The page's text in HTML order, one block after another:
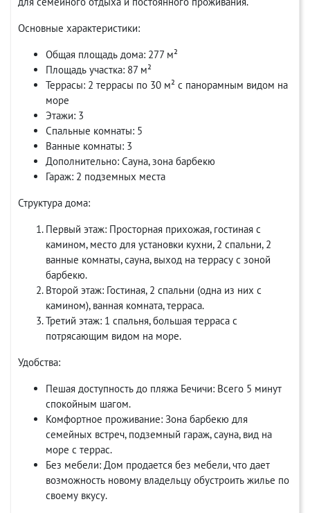
Основные характеристики:
Общая площадь дома: 277 м²
Площадь участка: 87 м²
Террасы: 2 террасы по 30 м² с панорамным видом на
море
Этажи: 3
Спальные комнаты: 5
Ванные комнаты: 3
Дополнительно: Сауна, зона барбекю
Гараж: 2 подземных места
Структура дома:
Первый этаж: Просторная прихожая, гостиная с
камином, место для установки кухни, 2 спальни, 2
ванные комнаты, сауна, выход на террасу с зоной
барбекю.
Второй этаж: Гостиная, 2 спальни (одна из них с
камином), ванная комната, терраса.
Третий этаж: 1 спальня, большая терраса с
потрясающим видом на море.
Удобства:
Пешая доступность до пляжа Бечичи: Всего 5 минут
спокойным шагом.
Комфортное проживание: Зона барбекю для
семейных встреч, подземный гараж, сауна, вид на
море с террас.
Без мебели: Дом продается без мебели, что дает
возможность новому владельцу обустроить жилье по
своему вкусу.